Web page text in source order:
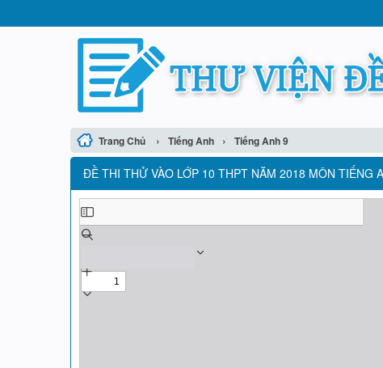
Trang Chủ › Tiếng Anh › Tiếng Anh 9
ĐỀ THI THỬ VÀO LỚP 10 THPT NĂM 2018 MÔN TIẾNG